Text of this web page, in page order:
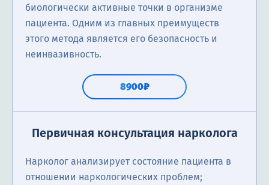
биологически активные точки в организме
пациента. Одним из главных преимуществ
этого метода является его безопасность и
неинвазивность.
8900₽
Первичная консультация нарколога
Нарколог анализирует состояние пациента в
отношении наркологических проблем;